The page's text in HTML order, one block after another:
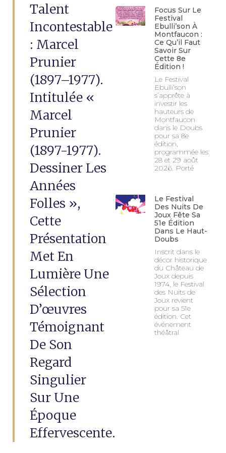
Talent
Incontestable
: Marcel
Prunier
(1897–1977).
Intitulée «
Marcel
Prunier
(1897-1977).
Dessiner Les
Années
Folles »,
Cette
Présentation
Met En
Lumière Une
Sélection
D’œuvres
Témoignant
De Son
Regard
Singulier
Sur Une
Époque
Effervescente.
Focus Sur Le
Festival
Ebulli’son À
Montfaucon :
Ce Qu’il Faut
Savoir Sur
Cette 8e
Édition !
Le Festival
Ebulli’son
s’apprête à
investir les
hauteurs de
Montfaucon
dans le Doubs
pour sa 8e
édition,
programmée les
28 et 29 août
2026. Porté
Le Festival
Des Nuits De
Joux Fête Sa
51e Édition
Dans Le Haut-
Doubs
Inscrit dans le
décor historique
du Château de
Joux depuis
1974, le Festival
des Nuits de
Joux revient
pour sa 51e
édition. Cet
événement
théâtral